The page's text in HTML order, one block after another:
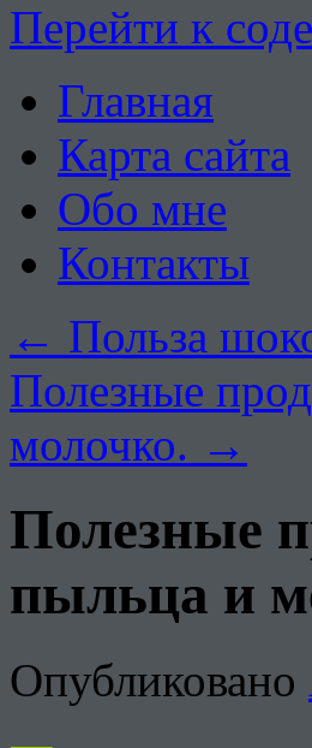
Перейти к
Главная
Карта сайта
Обо мне
Контакты
← Польза
Полезные
молочко. →
Полезные
пыльца и
Опубликовано